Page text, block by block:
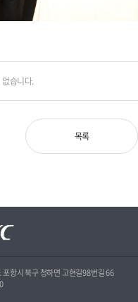
습니다.
목록
항시 북구 청하면 고현길98번길 66